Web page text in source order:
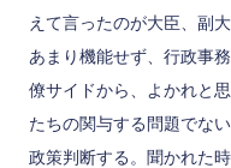
えて言ったのが大臣、副
あまり機能せず、行政事
僚サイドから、よかれと
たちの関与する問題でな
政策判断する。聞かれた